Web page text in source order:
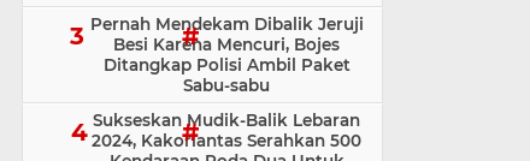
Pernah Mendekam Dibalik Jeruji
Besi Karena Mencuri, Bojes
Ditangkap Polisi Ambil Paket
Sabu-sabu
Sukseskan Mudik-Balik Lebaran
2024, Kakorlantas Serahkan 500